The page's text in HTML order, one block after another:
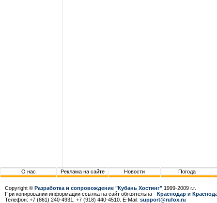
О нас Реклама на сайте Новости Погода
Copyright © Разработка и сопровождение "Кубань Хостинг" 1999-2009 г.г.
При копировании информации ссылка на сайт обязятельна - Краснодар и
Телефон: +7 (861) 240-4931, +7 (918) 440-4510. E-Mail: support@rufox.ru